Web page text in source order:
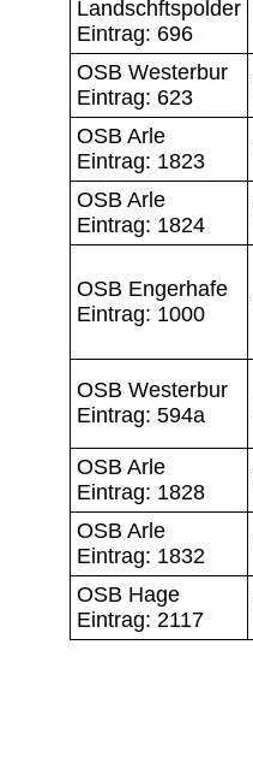
Landschftspolder
Eintrag: 696
OSB Westerbur
Eintrag: 623
OSB Arle
Eintrag: 1823
OSB Arle
Eintrag: 1824
OSB Engerhafe
Eintrag: 1000
OSB Westerbur
Eintrag: 594a
OSB Arle
Eintrag: 1828
OSB Arle
Eintrag: 1832
OSB Hage
Eintrag: 2117